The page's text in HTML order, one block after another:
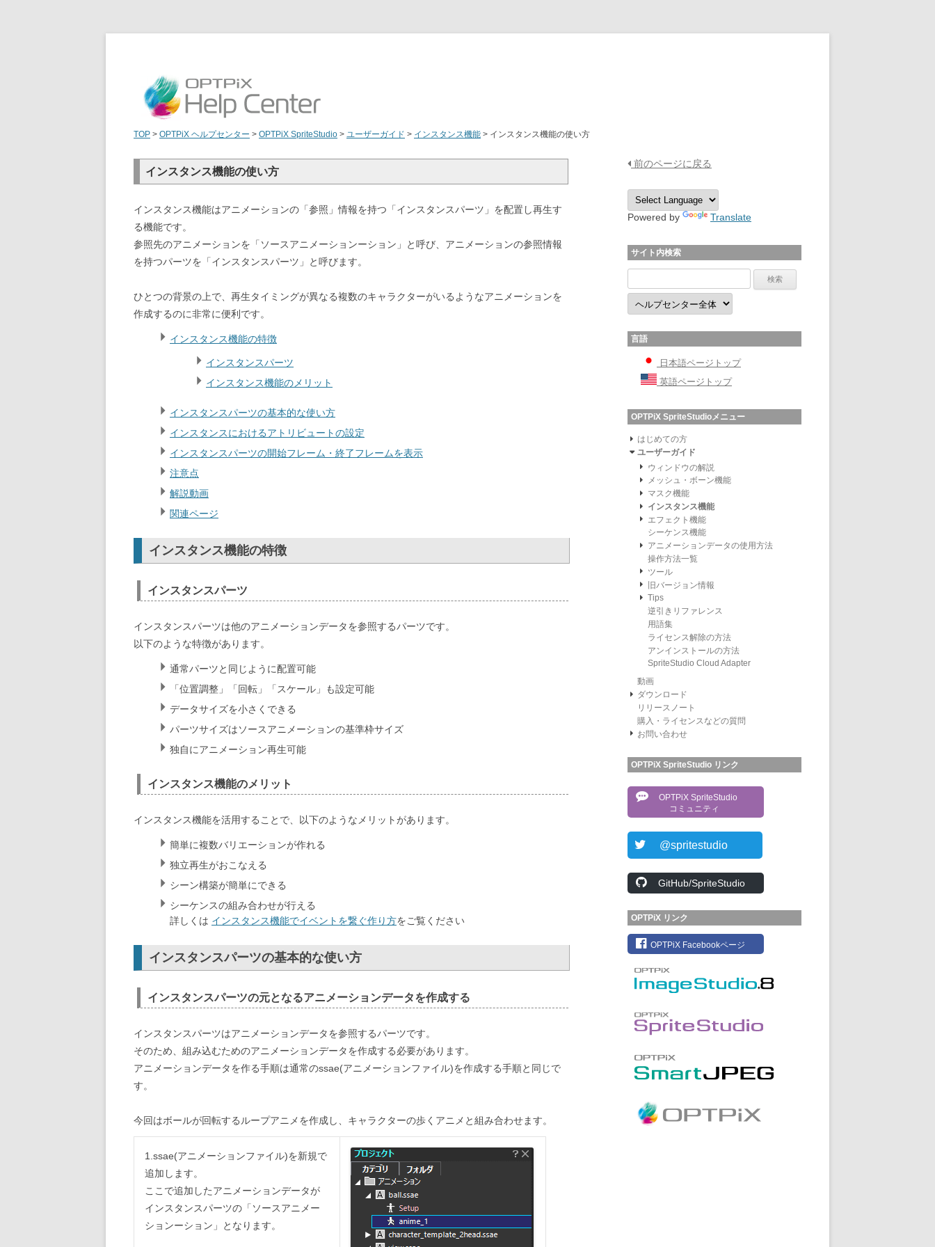
TOP > OPTPiX ヘルプセンター > OPTPiX SpriteStudio > ユーザーガイド > インスタンス機能 > インスタンス機能の使い方
インスタンス機能の使い方
インスタンス機能はアニメーションの「参照」情報を持つ「インスタンスパーツ」を配置し再生す
る機能です。
参照先のアニメーションを「ソースアニメーションーション」と呼び、アニメーションの参照情報
を持つパーツを「インスタンスパーツ」と呼びます。
ひとつの背景の上で、再生タイミングが異なる複数のキャラクターがいるようなアニメーションを
作成するのに非常に便利です。
インスタンス機能の特徴
インスタンスパーツ
インスタンス機能のメリット
インスタンスパーツの基本的な使い方
インスタンスにおけるアトリビュートの設定
インスタンスパーツの開始フレーム・終了フレームを表示
注意点
解説動画
関連ページ
インスタンス機能の特徴
インスタンスパーツ
インスタンスパーツは他のアニメーションデータを参照するパーツです。
以下のような特徴があります。
通常パーツと同じように配置可能
「位置調整」「回転」「スケール」も設定可能
データサイズを小さくできる
パーツサイズはソースアニメーションの基準枠サイズ
独自にアニメーション再生可能
インスタンス機能のメリット
インスタンス機能を活用することで、以下のようなメリットがあります。
簡単に複数バリエーションが作れる
独立再生がおこなえる
シーン構築が簡単にできる
シーケンスの組み合わせが行える
詳しくは インスタンス機能でイベントを繋ぐ作り方をご覧ください
インスタンスパーツの基本的な使い方
インスタンスパーツの元となるアニメーションデータを作成する
インスタンスパーツはアニメーションデータを参照するパーツです。
そのため、組み込むためのアニメーションデータを作成する必要があります。
アニメーションデータを作る手順は通常のssae(アニメーションファイル)を作成する手順と同じで
す。
今回はボールが回転するループアニメを作成し、キャラクターの歩くアニメと組み合わせます。
1.ssae(アニメーションファイル)を新規で
追加します。
ここで追加したアニメーションデータが
インスタンスパーツの「ソースアニメー
ションーション」となります。
前のページに戻る
Powered by Translate
サイト内検索
言語
日本語ページトップ
英語ページトップ
OPTPiX SpriteStudioメニュー
はじめての方
ユーザーガイド
ウィンドウの解説
メッシュ・ボーン機能
マスク機能
インスタンス機能
エフェクト機能
シーケンス機能
アニメーションデータの使用方法
操作方法一覧
ツール
旧バージョン情報
Tips
逆引きリファレンス
用語集
ライセンス解除の方法
アンインストールの方法
SpriteStudio Cloud Adapter
動画
ダウンロード
リリースノート
購入・ライセンスなどの質問
お問い合わせ
OPTPiX SpriteStudio リンク
OPTPiX SpriteStudio
コミュニティ
@spritestudio
GitHub/SpriteStudio
OPTPiX リンク
OPTPiX Facebookページ